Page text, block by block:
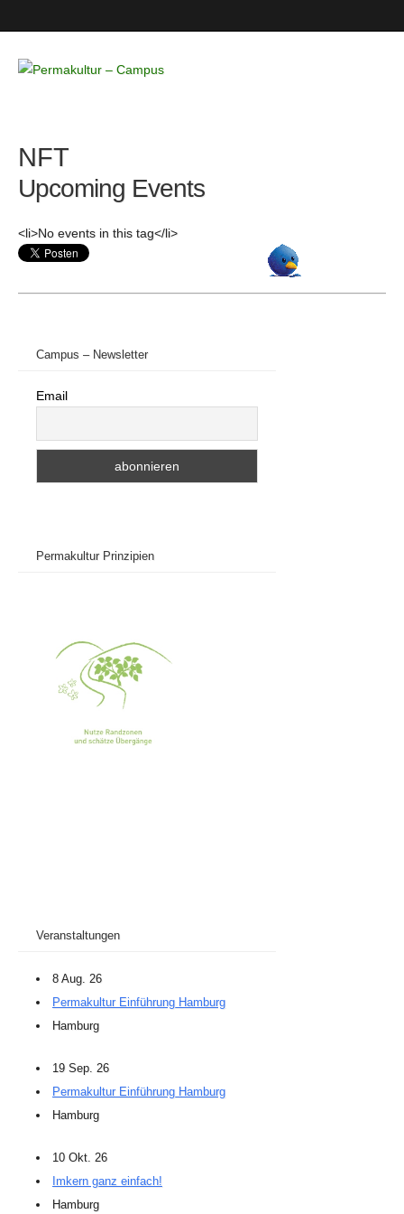
– Campus
NFT
Upcoming Events
<li>No events in this tag</li>
Campus – Newsletter
Email
Permakultur Prinzipien
Veranstaltungen
8 Aug. 26
Permakultur Einführung Hamburg
Hamburg
19 Sep. 26
Permakultur Einführung Hamburg
Hamburg
10 Okt. 26
Imkern ganz einfach!
Hamburg